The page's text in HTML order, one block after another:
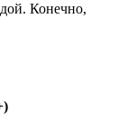
Конечно,